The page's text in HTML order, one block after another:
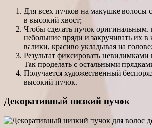
Для всех пучков на макушке волосы
в высокий хвост;
Чтобы сделать пучок оригинальным,
небольшие пряди и закручивать их в
валики, красиво укладывая на голове;
Результат фиксировать невидимками
Так проделать с остальными
Получается художественный
высокий пучок.
Декоративный низкий пучок